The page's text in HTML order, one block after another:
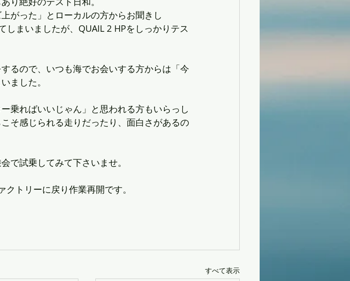
がった」とローカルの方からお聞きし
しまいましたが、QUAIL 2 HPをしっかりテス
るので、いつも海でお会いする方からは「今
ました。
乗ればいいじゃん」と思われる方もいらっし
そ感じられる走りだったり、面白さがあるの
で試乗してみて下さいませ。
トリーに戻り作業再開です。
すべて表示